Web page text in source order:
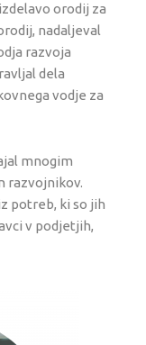
orodij za
nadaljeval
razvoja
dela
vodje za
mnogim
razvojnikov.
potreb, ki so jih
v podjetjih,